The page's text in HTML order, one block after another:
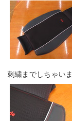
刺繍までしちゃい